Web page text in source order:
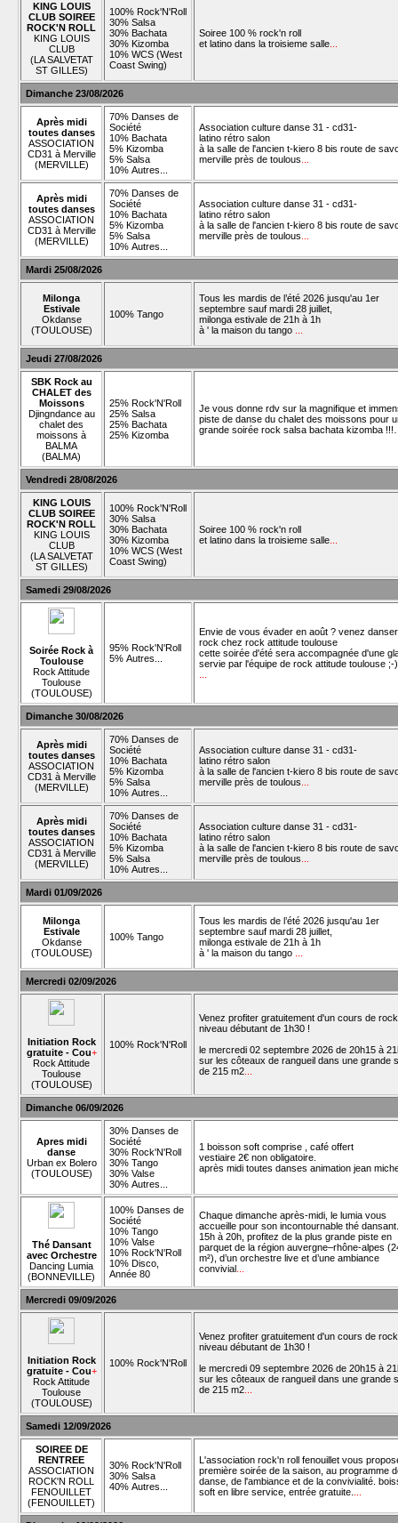
KING LOUIS
CLUB SOIREE
ROCK'N ROLL
KING LOUIS
CLUB
(LA SALVETAT
ST GILLES)
100% Rock'N'Roll
30% Salsa
30% Bachata
30% Kizomba
10% WCS (West
Coast Swing)
Soiree 100 % rock'n roll
et latino dans la troisieme salle
Dimanche 23/08/2026
Après midi
toutes danses
ASSOCIATION
CD31 à Merville
(MERVILLE)
70% Danses de
Société
10% Bachata
5% Kizomba
5% Salsa
10% Autres...
Association culture danse 31 - cd31-
latino rétro salon
à la salle de l'ancien t-kiero 8 bis route de
merville près de toulous
Après midi
toutes danses
ASSOCIATION
CD31 à Merville
(MERVILLE)
70% Danses de
Société
10% Bachata
5% Kizomba
5% Salsa
10% Autres...
Association culture danse 31 - cd31-
latino rétro salon
à la salle de l'ancien t-kiero 8 bis route de
merville près de toulous
Mardi 25/08/2026
Milonga
Estivale
Okdanse
(TOULOUSE)
100% Tango
Tous les mardis de l’été 2026 jusqu'au 1er
septembre sauf mardi 28 juillet,
milonga estivale de 21h à 1h
à ' la maison du tango
Jeudi 27/08/2026
SBK Rock au
CHALET des
Moissons
Djingndance au
chalet des
moissons à
BALMA
(BALMA)
25% Rock'N'Roll
25% Salsa
25% Bachata
25% Kizomba
Je vous donne rdv sur la magnifique et
piste de danse du chalet des moissons pour
grande soirée rock salsa bachata kizomba
Vendredi 28/08/2026
KING LOUIS
CLUB SOIREE
ROCK'N ROLL
KING LOUIS
CLUB
(LA SALVETAT
ST GILLES)
100% Rock'N'Roll
30% Salsa
30% Bachata
30% Kizomba
10% WCS (West
Coast Swing)
Soiree 100 % rock'n roll
et latino dans la troisieme salle
Samedi 29/08/2026
Soirée Rock à
Toulouse
Rock Attitude
Toulouse
(TOULOUSE)
95% Rock'N'Roll
5% Autres...
Envie de vous évader en août ? venez
rock chez rock attitude toulouse
cette soirée d'été sera accompagnée d'une
servie par l'équipe de rock attitude toulouse ;-)
Dimanche 30/08/2026
Après midi
toutes danses
ASSOCIATION
CD31 à Merville
(MERVILLE)
70% Danses de
Société
10% Bachata
5% Kizomba
5% Salsa
10% Autres...
Association culture danse 31 - cd31-
latino rétro salon
à la salle de l'ancien t-kiero 8 bis route de
merville près de toulous
Après midi
toutes danses
ASSOCIATION
CD31 à Merville
(MERVILLE)
70% Danses de
Société
10% Bachata
5% Kizomba
5% Salsa
10% Autres...
Association culture danse 31 - cd31-
latino rétro salon
à la salle de l'ancien t-kiero 8 bis route de
merville près de toulous
Mardi 01/09/2026
Milonga
Estivale
Okdanse
(TOULOUSE)
100% Tango
Tous les mardis de l’été 2026 jusqu'au 1er
septembre sauf mardi 28 juillet,
milonga estivale de 21h à 1h
à ' la maison du tango
Mercredi 02/09/2026
Initiation Rock
gratuite - Cou+
Rock Attitude
Toulouse
(TOULOUSE)
100% Rock'N'Roll
Venez profiter gratuitement d'un cours de rock
niveau débutant de 1h30 !
le mercredi 02 septembre 2026 de 20h15 à
sur les côteaux de rangueil dans une grande
de 215 m2
Dimanche 06/09/2026
Apres midi
danse
Urban ex Bolero
(TOULOUSE)
30% Danses de
Société
30% Rock'N'Roll
30% Tango
30% Valse
30% Autres...
1 boisson soft comprise , café offert
vestiaire 2€ non obligatoire.
après midi toutes danses animation jean
Thé Dansant
avec Orchestre
Dancing Lumia
(BONNEVILLE)
100% Danses de
Société
10% Tango
10% Valse
10% Rock'N'Roll
10% Disco,
Année 80
Chaque dimanche après-midi, le lumia vous
accueille pour son incontournable thé
15h à 20h, profitez de la plus grande piste en
parquet de la région auvergne–rhône-alpes
m²), d’un orchestre live et d’une ambiance
convivial
Mercredi 09/09/2026
Initiation Rock
gratuite - Cou+
Rock Attitude
Toulouse
(TOULOUSE)
100% Rock'N'Roll
Venez profiter gratuitement d'un cours de rock
niveau débutant de 1h30 !
le mercredi 09 septembre 2026 de 20h15 à
sur les côteaux de rangueil dans une grande
de 215 m2
Samedi 12/09/2026
SOIREE DE
RENTREE
ASSOCIATION
ROCK'N ROLL
FENOUILLET
(FENOUILLET)
30% Rock'N'Roll
30% Salsa
40% Autres...
L'association rock'n roll fenouillet vous
première soirée de la saison, au programme
danse, de l'ambiance et de la convivialité.
soft en libre service, entrée gratuite.